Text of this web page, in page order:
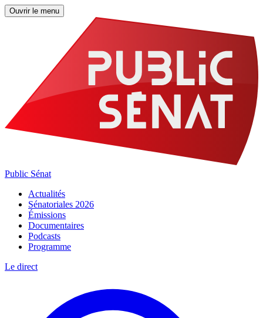
Ouvrir le menu
Public Sénat
Actualités
Sénatoriales 2026
Émissions
Documentaires
Podcasts
Programme
Le direct